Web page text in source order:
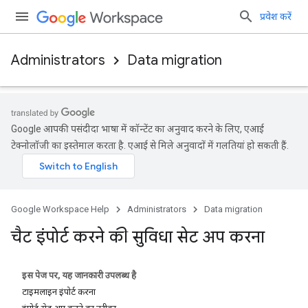
प्रवेश करें
Administrators Data migration
Google आपकी पसंदीदा भाषा में कॉन्टेंट का अनुवाद करने के लिए, एआई
टेक्नोलॉजी का इस्तेमाल करता है. एआई से मिले अनुवादों में गलतियां हो सकती हैं.
Google Workspace Help Administrators Data migration
चैट इंपोर्ट करने की सुविधा सेट अप करना
इस पेज पर, यह जानकारी उपलब्ध है
टाइमलाइन इंपोर्ट करना